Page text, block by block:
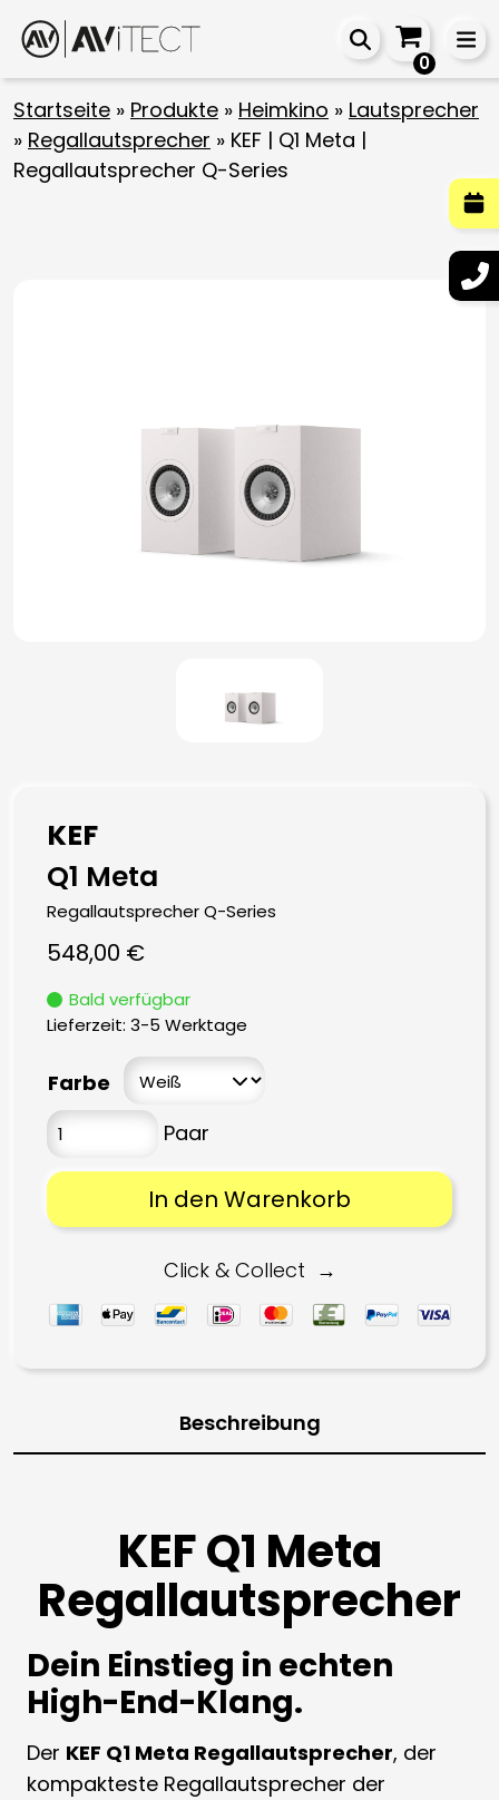
0
Startseite » Produkte » Heimkino » Lautsprecher
» Regallautsprecher » KEF | Q1 Meta |
Regallautsprecher Q-Series
KEF
Q1 Meta
Regallautsprecher Q-Series
548,00 €
Bald verfügbar
Lieferzeit: 3-5 Werktage
Farbe
In den Warenkorb
Click & Collect
Beschreibung
KEF Q1 Meta
Regallautsprecher
Dein Einstieg in echten
High-End-Klang.
Der KEF Q1 Meta Regallautsprecher, der
kompakteste Regallautsprecher der